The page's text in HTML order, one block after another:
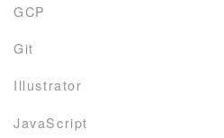
GCP
Git
Illustrator
JavaScript